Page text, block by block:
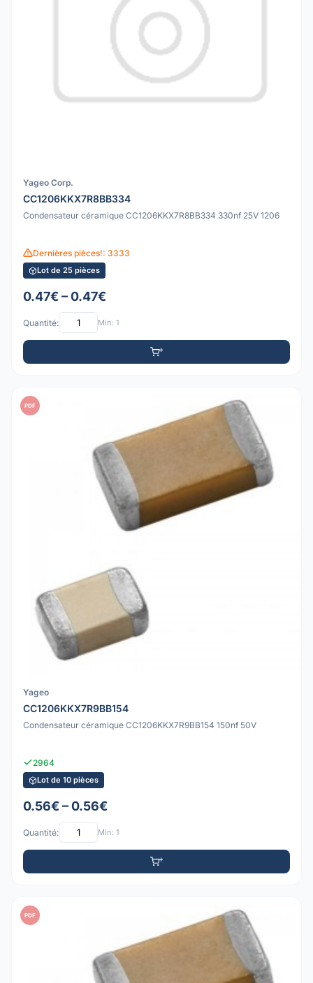
Yageo Corp.
CC1206KKX7R8BB334
Condensateur céramique CC1206KKX7R8BB334 330nf 25V 1206
Dernières pièces!: 3333
Lot de 25 pièces
0.47€ – 0.47€
Quantité: Min: 1
PDF
Yageo
CC1206KKX7R9BB154
Condensateur céramique CC1206KKX7R9BB154 150nf 50V
2964
Lot de 10 pièces
0.56€ – 0.56€
Quantité: Min: 1
PDF